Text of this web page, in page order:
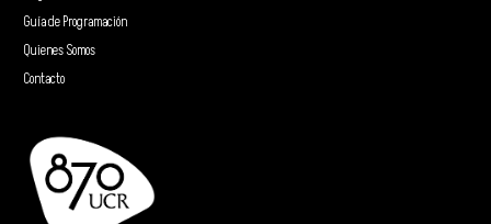
Guía de Programación
Quienes Somos
Contacto